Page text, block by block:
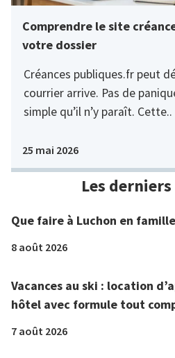
Comprendre le site
votre dossier
Créances publiques.fr peut
courrier arrive. Pas de
simple qu’il n’y paraît. Cette..
25 mai 2026
Les
Que faire à Luchon en famille
8 août 2026
Vacances au ski : location
hôtel avec formule tout
7 août 2026